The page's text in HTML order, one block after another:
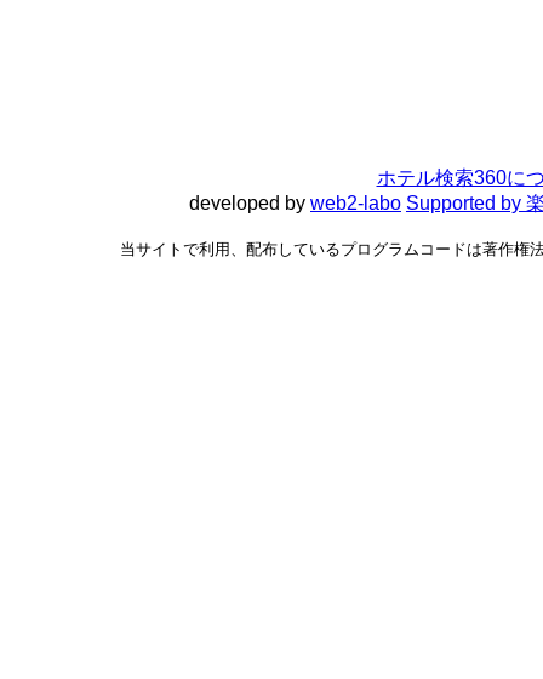
ホテル検索360に
developed by web2-labo Supported by
当サイトで利用、配布しているプログラムコードは著作